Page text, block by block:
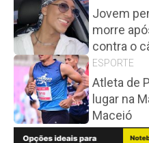
Jovem
morre
contra o
ESPORTE
Atleta de
lugar na
Maceió